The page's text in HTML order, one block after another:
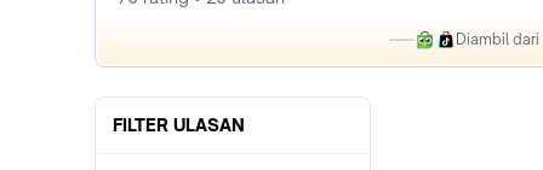
Diambil
FILTER ULASAN